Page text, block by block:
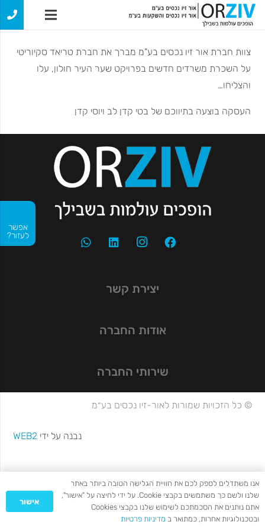
אפשר
לעזור?
צוות חברת אור זיו נכסים בע"מ מברך את חברת טריאד סקיוריטי
על השכרת משרדים חדשים בפרויקט שער העיר חולון, עלו
והצליחו…
העסקה בוצעה בתיווכם של בטי קדן לב ויוסי קדן
יצירת קשר
אודות החברה
שירותי החברה
© כל הזכויות שמורות לאור-זיו נכסים בע״מ
נבנה על ידי WEB2
אנו משתדלים לספק לכם את חוויית הגלישה הטובה ביותר באתר
שלנו ולשם כך משתמשים בקבצי Cookie. על ידי לחיצה על "אישור",
אתם נותנים את הסכמתכם לשימוש שלנו בקבצי Cookies
ובטכנולוגיות אחרות, כמתואר ב מדיניות פרטיות
אישור